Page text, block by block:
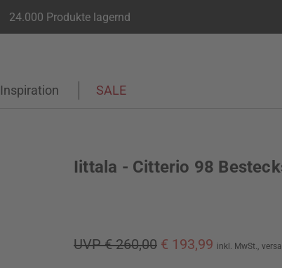
24.000 Produkte lagernd
Inspiration SALE
Iittala - Citterio 98
UVP € 260,00 € 193,99 inkl. MwSt.,